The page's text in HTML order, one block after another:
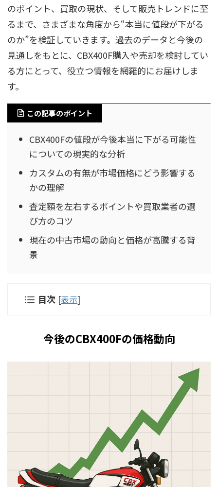
のポイント、買取の現状、そして販売トレンドに至
るまで、さまざまな角度から“本当に値段が下がる
のか”を検証していきます。過去のデータと今後の
見通しをもとに、CBX400F購入や売却を検討してい
る方にとって、役立つ情報を網羅的にお届けしま
す。
この記事のポイント
CBX400Fの値段が今後本当に下がる可能性
についての現実的な分析
カスタムの有無が市場価格にどう影響する
かの理解
査定額を左右するポイントや買取業者の選
び方のコツ
現在の中古市場の動向と価格が高騰する背
景
目次 [表示]
今後のCBX400Fの価格動向